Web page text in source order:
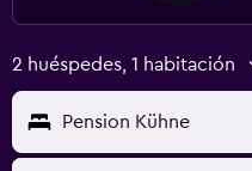
2 huéspedes, 1 habitación
Pension Kühne